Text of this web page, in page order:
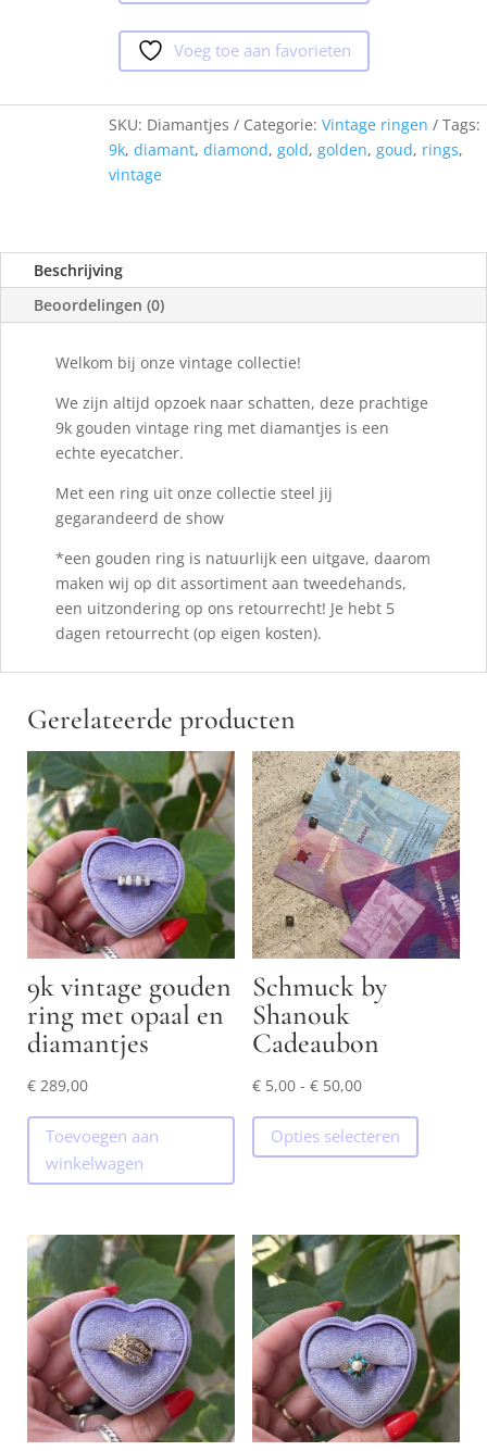
Voeg toe aan favorieten
SKU: Diamantjes Categorie: Vintage ringen
Tags:
9k, diamant, diamond, gold, golden, goud, rings,
vintage
Beschrijving
Beoordelingen (0)
Welkom bij onze vintage collectie!
We zijn altijd opzoek naar schatten, deze prachtige
9k gouden vintage ring met diamantjes is een
echte eyecatcher.
Met een ring uit onze collectie steel jij
gegarandeerd de show
*een gouden ring is natuurlijk een uitgave, daarom
maken wij op dit assortiment aan tweedehands,
een uitzondering op ons retourrecht! Je hebt 5
dagen retourrecht (op eigen kosten).
Gerelateerde producten
9k vintage gouden
ring met opaal en
diamantjes
€ 289,00
Toevoegen aan
winkelwagen
Schmuck by
Shanouk
Cadeaubon
€5,00 - €50,00Prijsklasse:
€ 5,00
tot
Opties selecteren
Dit
Deze
optie
kan
gekozen
worden
op
de